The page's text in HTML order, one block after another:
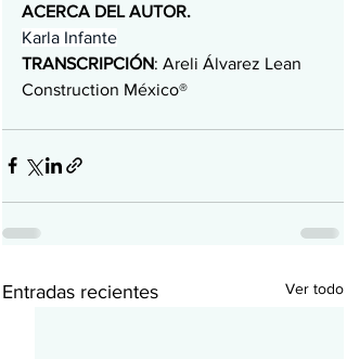
ACERCA DEL AUTOR.
Karla Infante
TRANSCRIPCIÓN: Areli Álvarez Lean
Construction México®
Entradas recientes Ver todo